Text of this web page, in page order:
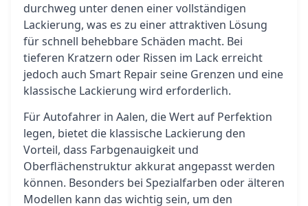
durchweg unter denen einer vollständigen
Lackierung, was es zu einer attraktiven Lösung
für schnell behebbare Schäden macht. Bei
tieferen Kratzern oder Rissen im Lack erreicht
jedoch auch Smart Repair seine Grenzen und eine
klassische Lackierung wird erforderlich.
Für Autofahrer in Aalen, die Wert auf Perfektion
legen, bietet die klassische Lackierung den
Vorteil, dass Farbgenauigkeit und
Oberflächenstruktur akkurat angepasst werden
können. Besonders bei Spezialfarben oder älteren
Modellen kann das wichtig sein, um den